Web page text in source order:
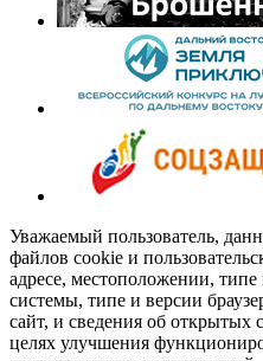
Уважаемый пользователь,
файлов cookie и
адресе, местоположении,
системы, типе и версии
сайт, и сведения об открытых
целях улучшения